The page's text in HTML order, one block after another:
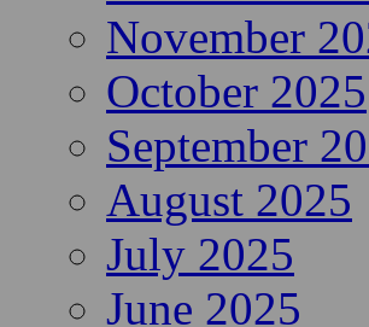
November
October 2025
September
August 2025
July 2025
June 2025